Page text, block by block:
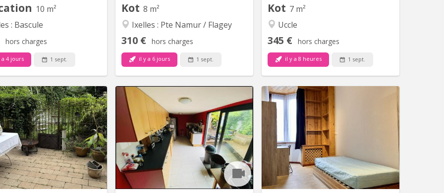
10 m²
: Bascule
hors charges
a 4 jours 1 sept.
Kot 8 m²
Ixelles : Pte Namur / Flagey
310 € hors charges
il y a 6 jours 1 sept.
Kot 7 m²
Uccle
345 € hors charges
il y a 8 heures 1 sept.
BK 21054
Partage appartement en
Vu que je vis la moitié du
de Bruxelles, je réfléchis à
appartement en alternance
calendrier commun que nous
aurions établi ensemble après
agréable 🙂 Location pour
personne. Je cherche donc
BK 17228
Location que pour Étudiants (tes)
ATTENTION Attention!!!!!!! l’ adresse se
trouve à LOT/BEERSEL et non à Uccle
!!!!!! Au 135 stationsstraat 1651 Lot
Beersel. Vérifiez bien l’adresse avant de
me contacter!!!! Pas de domiciliations
possibles . !!!!! Merci de vérifier la
localisation avant de me...
Quartier résidentiel vert, agréable et
sympa à qq minutes du centre ville en
transport en commun. Maison
spécialement conçue pour les
étudiants. Contrats de 11 ou 12 mois
au choix. Les chambres sont
individuelles, toutes équipées d’un
lavabo personnel, cuisine collective.